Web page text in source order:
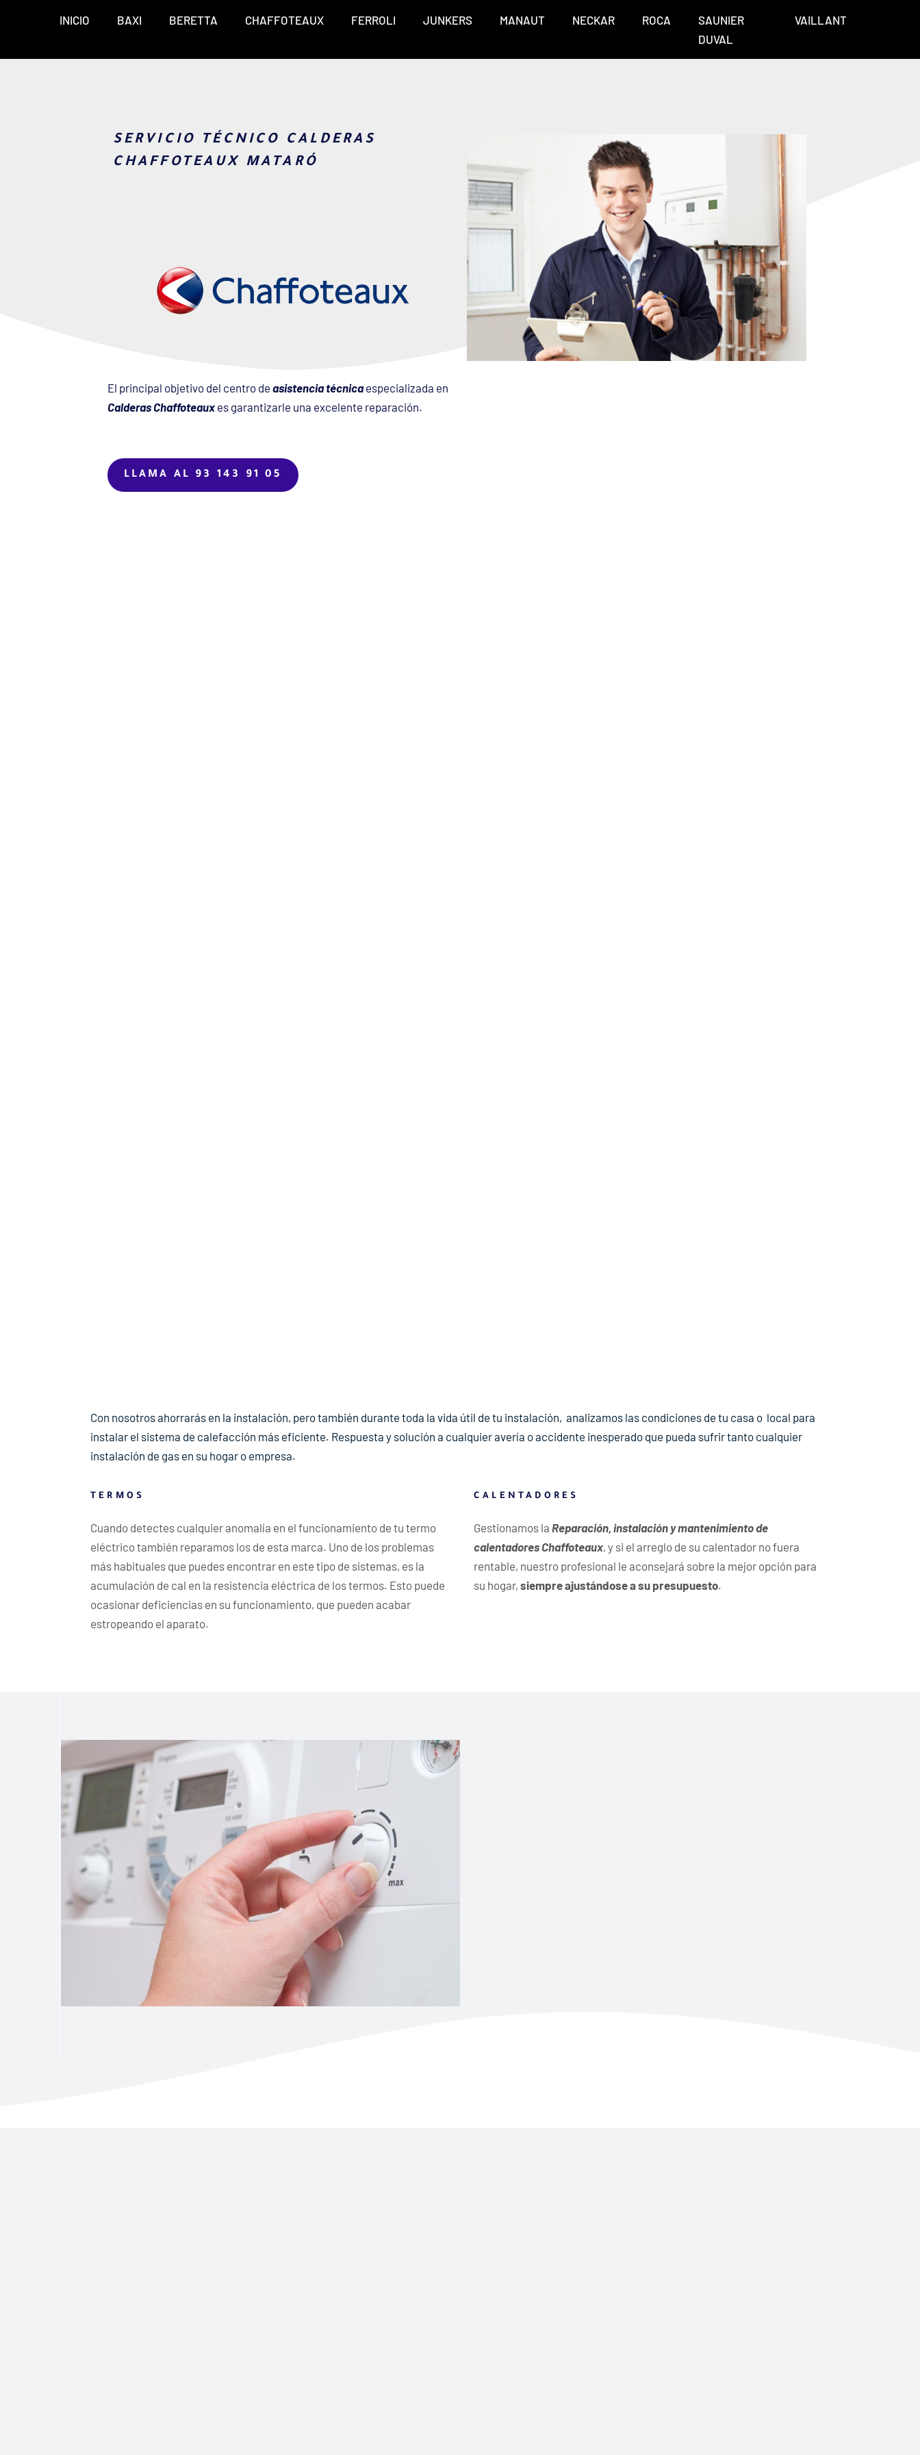
INICIO BAXI BERETTA CHAFFOTEAUX FERROLI JUNKERS MANAUT NECKAR ROCA
SAUNIER
DUVAL
VAILLANT
SERVICIO TÉCNICO CALDERAS
CHAFFOTEAUX MATARÓ
El principal objetivo del centro de asistencia técnicaespecializada en
Calderas Chaffoteaux es garantizarle una excelente reparación.
LLAMA AL 93 143 91 05
Con nosotros ahorrarás en la instalación, pero también durante toda la vida útil de tu instalación, analizamos las condiciones de tu casa o local para
instalar el sistema de calefacción más eficiente. Respuesta y solución a cualquier avería o accidente inesperado que pueda sufrir tanto cualquier
instalación de gas en su hogar o empresa.
TERMOS
Cuando detectes cualquier anomalía en el funcionamiento de tu termo
eléctrico también reparamos los de esta marca. Uno de los problemas
más habituales que puedes encontrar en este tipo de sistemas, es la
acumulación de cal en la resistencia eléctrica de los termos. Esto puede
ocasionar deficiencias en su funcionamiento, que pueden acabar
estropeando el aparato.
CALENTADORES
Gestionamos la Reparación, instalación y mantenimiento de
calentadores Chaffoteaux, y si el arreglo de su calentador no fuera
rentable, nuestro profesional le aconsejará sobre la mejor opción para
su hogar, siempre ajustándose a su presupuesto.